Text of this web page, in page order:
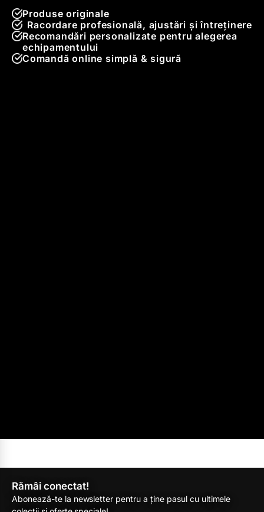
Produse originale
Racordare profesională, ajustări și întreținere
Recomandări personalizate pentru alegerea
echipamentului
Comandă online simplă & sigură
Rămâi conectat!
Abonează-te la newsletter pentru a ține pasul cu ultimele